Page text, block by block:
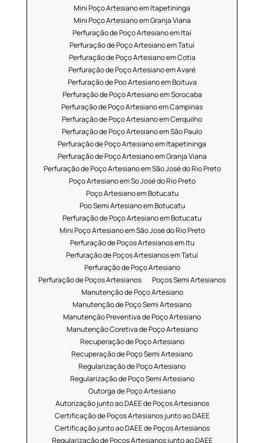
Mini Poço Artesiano em Itapetininga
Mini Poço Artesiano em Granja Viana
Perfuração de Poço Artesiano em Itaí
Perfuração de Poço Artesiano em Tatuí
Perfuração de Poço Artesiano em Cotia
Perfuração de Poço Artesiano em Avaré
Perfuração de Poo Artesiano em Boituva
Perfuração de Poço Artesiano em Sorocaba
Perfuração de Poço Artesiano em Campinas
Perfuração de Poço Artesiano em Cerquilho
Perfuração de Poço Artesiano em São Paulo
Perfuração de Poço Artesiano em Itapetininga
Perfuração de Poço Artesiano em Granja Viana
Perfuração de Poço Artesiano em São José do Rio Preto
Poço Artesiano em So José do Rio Preto
Poço Artesiano em Botucatu
Poo Semi Artesiano em Botucatu
Perfuração de Poço Artesiano em Botucatu
Mini Poço Artesiano em São José do Rio Preto
Perfuração de Poços Artesianos em Itu
Perfuração de Poços Artesianos em Tatuí
Perfuração de Poço Artesiano
Perfuração de Poços Artesianos
Poços Semi Artesianos
Manutenção de Poço Artesiano
Manutenção de Poço Semi Artesiano
Manutenção Preventiva de Poço Artesiano
Manutenção Coretiva de Poço Artesiano
Recuperação de Poço Artesiano
Recuperação de Poço Semi Artesiano
Regularização de Poço Artesiano
Regularização de Poço Semi Artesiano
Outorga de Poço Artesiano
Autorização junto ao DAEE de Poços Artesianos
Certificação de Poços Artesianos junto ao DAEE
Certificação junto ao DAEE de Poços Artesianos
Regularização de Poços Artesianos junto ao DAEE